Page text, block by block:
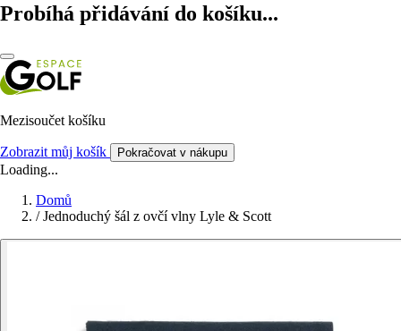
Probíhá přidávání do košíku...
Mezisoučet košíku
Zobrazit můj košík Pokračovat v nákupu
Loading...
Domů
/ Jednoduchý šál z ovčí vlny Lyle & Scott